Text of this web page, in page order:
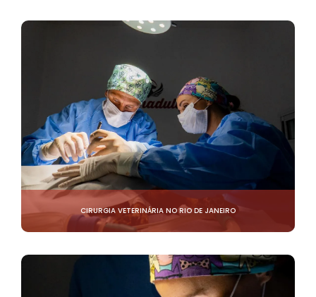
CIRURGIA VETERINÁRIA NO RIO DE JANEIRO